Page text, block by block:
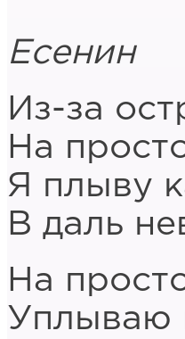
Есенин
Из-за
На
Я плыву
В даль
На
Уплываю